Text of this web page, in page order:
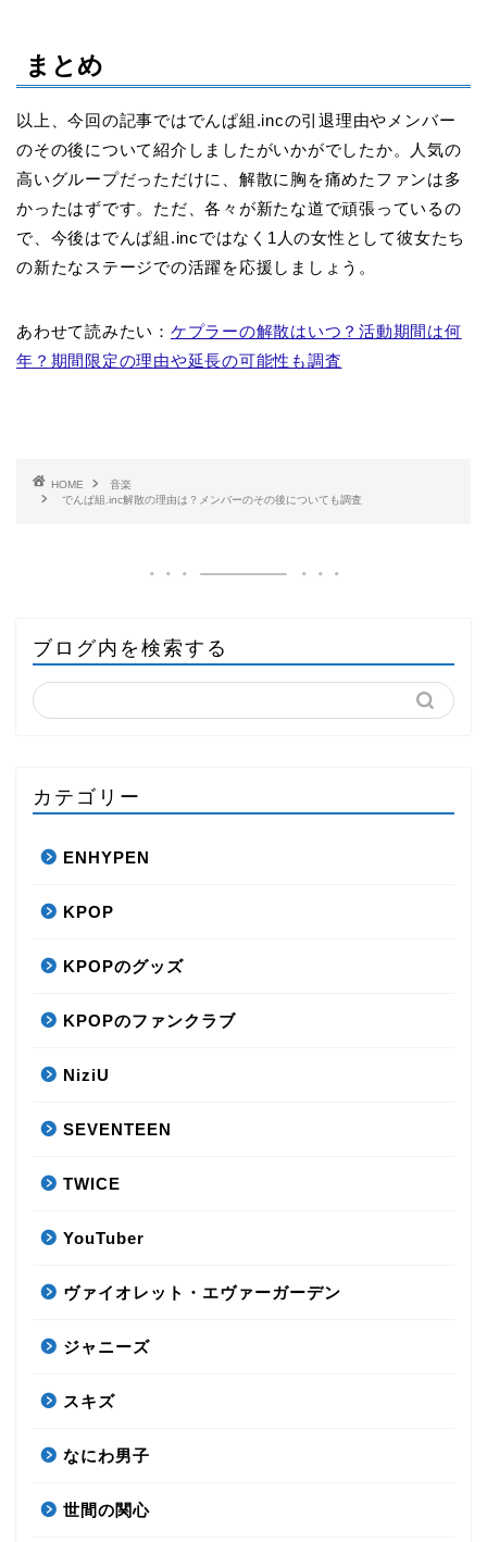
まとめ
以上、今回の記事ではでんぱ組.incの引退理由やメンバー
のその後について紹介しましたがいかがでしたか。人気の
高いグループだっただけに、解散に胸を痛めたファンは多
かったはずです。ただ、各々が新たな道で頑張っているの
で、今後はでんぱ組.incではなく1人の女性として彼女たち
の新たなステージでの活躍を応援しましょう。
あわせて読みたい： ケプラーの解散はいつ？活動期間は何
年？期間限定の理由や延長の可能性も調査
HOME
音楽
でんぱ組.inc解散の理由は？メンバーのその後についても調査
ブログ内を検索する
カテゴリー
ENHYPEN
KPOP
KPOPのグッズ
KPOPのファンクラブ
NiziU
SEVENTEEN
TWICE
YouTuber
ヴァイオレット・エヴァーガーデン
ジャニーズ
スキズ
なにわ男子
世間の関心